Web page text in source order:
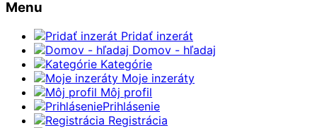
Menu
Pridať inzerát
Domov - hľadaj
Kategórie
Moje inzeráty
Môj profil
Prihlásenie
Registrácia